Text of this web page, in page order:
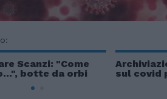
Scanzi: "Come
botte da orbi
sul covid